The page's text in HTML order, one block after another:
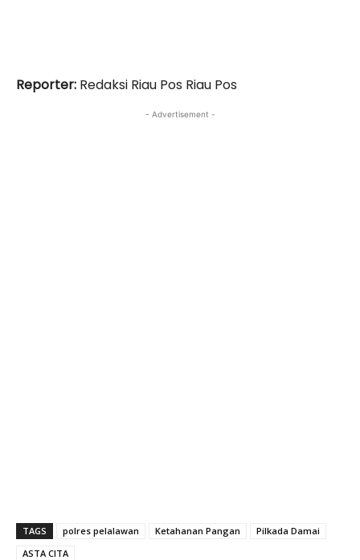
Reporter: Redaksi Riau Pos Riau Pos
- Advertisement -
TAGS polres pelalawan Ketahanan Pangan
Pilkada Damai
ASTA CITA